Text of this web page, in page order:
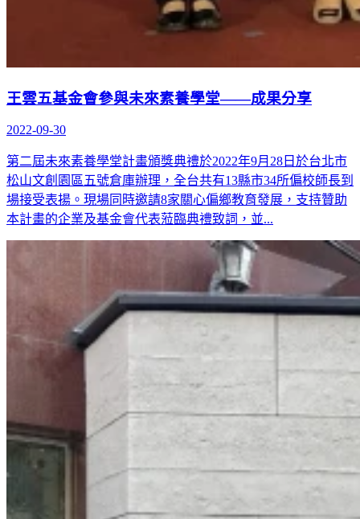
王雲五基金會參與未來素養學堂——成果分享
2022-09-30
第二屆未來素養學堂計畫頒獎典禮於2022年9月28日於台北市
松山文創園區五號倉庫辦理，全台共有13縣市34所偏校師長到
場接受表揚。現場同時邀請8家關心偏鄉教育發展，支持贊助
本計畫的企業及基金會代表蒞臨典禮致詞，並...